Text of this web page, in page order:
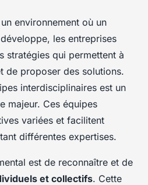
environnement où un
les entreprises
stratégies qui permettent à
de proposer des solutions.
interdisciplinaires est un
majeur. Ces équipes
variées et facilitent
différentes expertises.
est de reconnaître et de
et collectifs. Cette